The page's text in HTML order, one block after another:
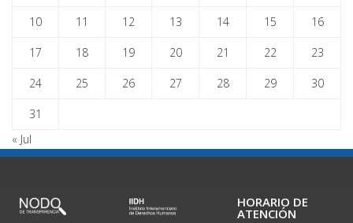
10 11 12 13 14 15 16
17 18 19 20 21 22 23
24 25 26 27 28 29 30
31
« Jul
HORARIO DE
ATENCIÓN